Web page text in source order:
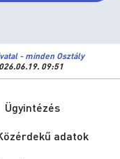
- minden Osztály
09:51
Ügyintézés
adatok